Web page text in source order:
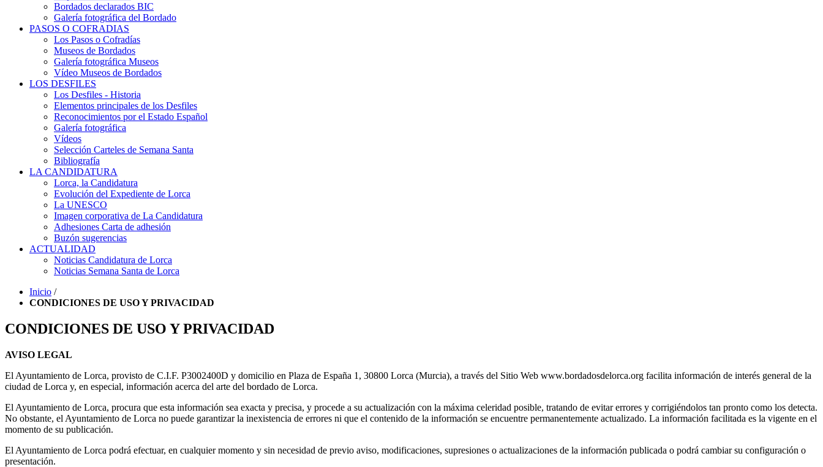
Bordados declarados BIC
Galería fotográfica del Bordado
PASOS O COFRADIAS
Los Pasos o Cofradías
Museos de Bordados
Galería fotográfica Museos
Vídeo Museos de Bordados
LOS DESFILES
Los Desfiles - Historia
Elementos principales de los Desfiles
Reconocimientos por el Estado Español
Galería fotográfica
Vídeos
Selección Carteles de Semana Santa
Bibliografía
LA CANDIDATURA
Lorca, la Candidatura
Evolución del Expediente de Lorca
La UNESCO
Imagen corporativa de La Candidatura
Adhesiones Carta de adhesión
Buzón sugerencias
ACTUALIDAD
Noticias Candidatura de Lorca
Noticias Semana Santa de Lorca
Inicio /
CONDICIONES DE USO Y PRIVACIDAD
CONDICIONES DE USO Y PRIVACIDAD
AVISO LEGAL
El Ayuntamiento de Lorca, provisto de C.I.F. P3002400D y domicilio en Plaza de España 1, 30800 Lorca (Murcia), a través del Sitio Web www.bordadosdelorca.org facilita información de interés general de la
ciudad de Lorca y, en especial, información acerca del arte del bordado de Lorca.
El Ayuntamiento de Lorca, procura que esta información sea exacta y precisa, y procede a su actualización con la máxima celeridad posible, tratando de evitar errores y corrigiéndolos tan pronto como los detecta.
No obstante, el Ayuntamiento de Lorca no puede garantizar la inexistencia de errores ni que el contenido de la información se encuentre permanentemente actualizado. La información facilitada es la vigente en el
momento de su publicación.
El Ayuntamiento de Lorca podrá efectuar, en cualquier momento y sin necesidad de previo aviso, modificaciones, supresiones o actualizaciones de la información publicada o podrá cambiar su configuración o
presentación.